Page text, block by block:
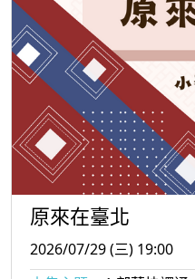
原來在臺北
2026/07/29 (三) 19:00